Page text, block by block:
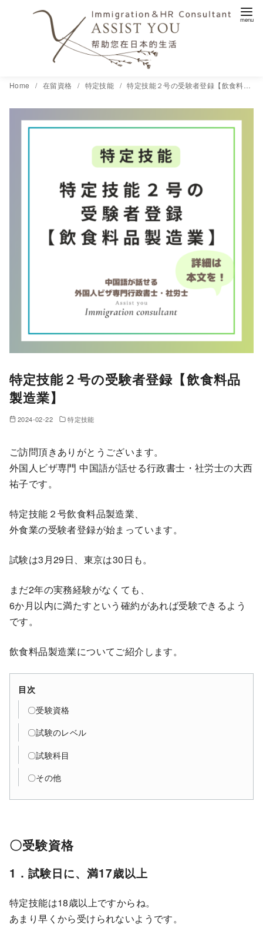
Home 在留資格 特定技能 特定技能２号の受験者登録【飲食料品製造業】
特定技能２号の受験者登録【飲食料品
製造業】
2024-02-22 特定技能
ご訪問頂きありがとうございます。
外国人ビザ専門 中国語が話せる行政書士・社労士の大西
祐子です。
特定技能２号飲食料品製造業、
外食業の受験者登録が始まっています。
試験は3月29日、東京は30日も。
まだ2年の実務経験がなくても、
6か月以内に満たすという確約があれば受験できるよう
です。
飲食料品製造業についてご紹介します。
目次
〇受験資格
〇試験のレベル
〇試験科目
〇その他
〇受験資格
1．試験日に、満17歳以上
特定技能は18歳以上ですからね。
あまり早くから受けられないようです。